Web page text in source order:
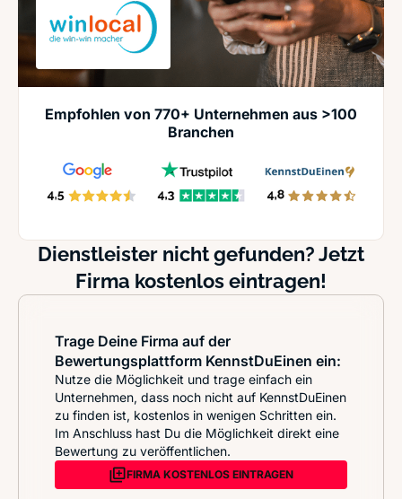
Empfohlen von 770+ Unternehmen aus >100
Branchen
Dienstleister nicht gefunden? Jetzt
Firma kostenlos eintragen!
Trage Deine Firma auf der
Bewertungsplattform KennstDuEinen ein:
Nutze die Möglichkeit und trage einfach ein
Unternehmen, dass noch nicht auf KennstDuEinen
zu finden ist, kostenlos in wenigen Schritten ein.
Im Anschluss hast Du die Möglichkeit direkt eine
Bewertung zu veröffentlichen.
FIRMA KOSTENLOS EINTRAGEN